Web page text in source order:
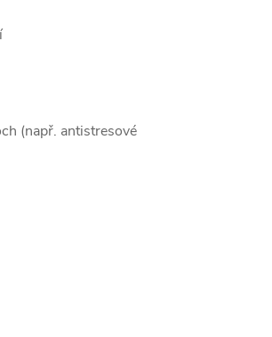
(např. antistresové